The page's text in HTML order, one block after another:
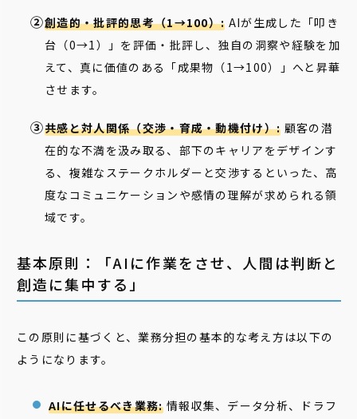
創造的・批評的思考（1→100）: AIが生成した「叩き
台（0→1）」を評価・批評し、独自の洞察や経験を加
えて、真に価値のある「成果物（1→100）」へと昇華
させます。
共感と対人関係（交渉・育成・動機付け）: 顧客の潜
在的な不満を汲み取る、部下のキャリアをデザインす
る、複雑なステークホルダーと交渉するといった、高
度なコミュニケーションや感情の理解が求められる領
域です。
基本原則：「AIに作業をさせ、人間は判断と
創造に集中する」
この原則に基づくと、業務分担の基本的な考え方は以下の
ようになります。
AIに任せるべき業務:情報収集、データ分析、ドラフ